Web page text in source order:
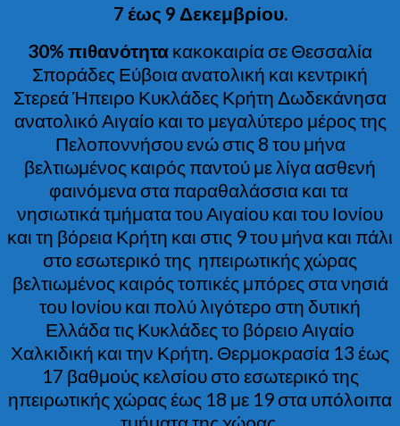
7 έως 9 Δεκεμβρίου.
30% πιθανότητα κακοκαιρία σε Θεσσαλία
Σποράδες Εύβοια ανατολική και κεντρική
Στερεά Ήπειρο Κυκλάδες Κρήτη Δωδεκάνησα
ανατολικό Αιγαίο και το μεγαλύτερο μέρος της
Πελοποννήσου ενώ στις 8 του μήνα
βελτιωμένος καιρός παντού με λίγα ασθενή
φαινόμενα στα παραθαλάσσια και τα
νησιωτικά τμήματα του Αιγαίου και του Ιονίου
και τη βόρεια Κρήτη και στις 9 του μήνα και πάλι
στο εσωτερικό της ηπειρωτικής χώρας
βελτιωμένος καιρός τοπικές μπόρες στα νησιά
του Ιονίου και πολύ λιγότερο στη δυτική
Ελλάδα τις Κυκλάδες το βόρειο Αιγαίο
Χαλκιδική και την Κρήτη. Θερμοκρασία 13 έως
17 βαθμούς κελσίου στο εσωτερικό της
ηπειρωτικής χώρας έως 18 με 19 στα υπόλοιπα